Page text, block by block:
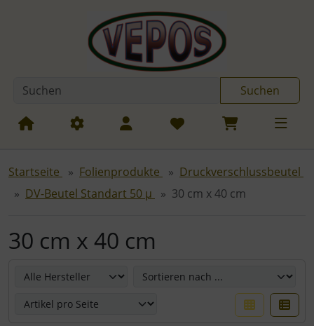
Sprungnavigation
Springe zum Inhalt Springe zur Navigation
Suchen
Startseite Folienprodukte
Druckverschlussbeutel
DV-Beutel Standart 50 µ
30 cm x 40 cm
30 cm x 40 cm